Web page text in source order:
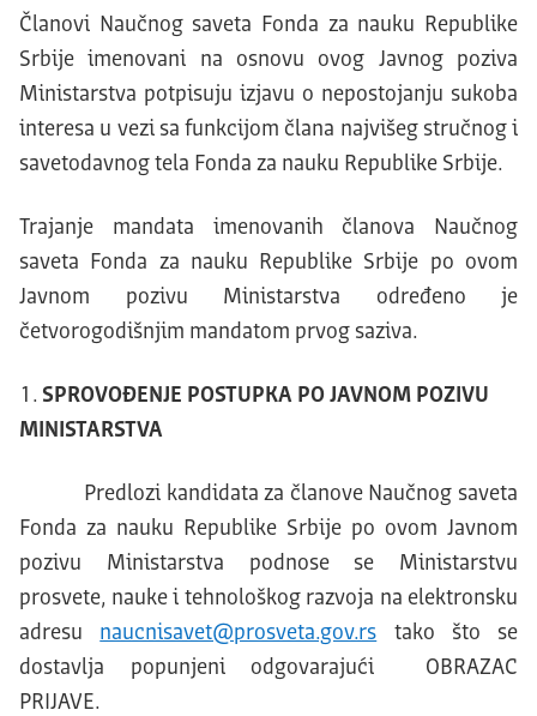
Članovi Naučnog saveta Fonda za nauku Republike
Srbije imenovani na osnovu ovog Javnog poziva
Ministarstva potpisuju izjavu o nepostojanju sukoba
interesa u vezi sa funkcijom člana najvišeg stručnog i
savetodavnog tela Fonda za nauku Republike Srbije.
Trajanje mandata imenovanih članova Naučnog
saveta Fonda za nauku Republike Srbije po ovom
Javnom pozivu Ministarstva određeno je
četvorogodišnjim mandatom prvog saziva.
SPROVOĐENJE POSTUPKA PO JAVNOM POZIVU
MINISTARSTVA
Predlozi kandidata za članove Naučnog saveta
Fonda za nauku Republike Srbije po ovom Javnom
pozivu Ministarstva podnose se Ministarstvu
prosvete, nauke i tehnološkog razvoja na elektronsku
adresu naucnisavet@prosveta.gov.rs tako što se
dostavlja popunjeni odgovarajući OBRAZAC
PRIJAVE.